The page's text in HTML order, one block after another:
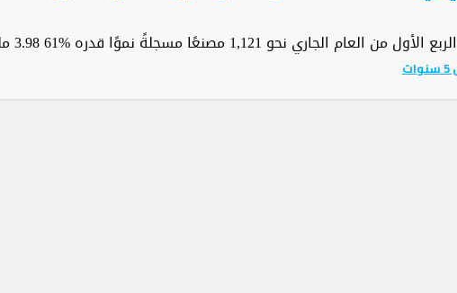
مسجلةً نموًا قدره %61 3.98 مليار ريال أرباح أكثر من…